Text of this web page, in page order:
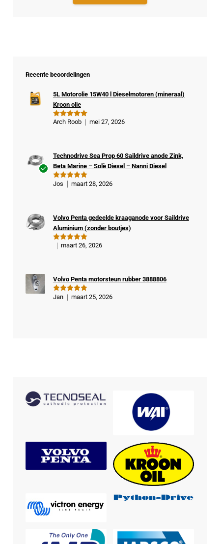
Recente beoordelingen
Gewaardeer
5L Motorolie 15W40 l Dieselmotoren (mineraal)
Kroon olie
Arch Roob mei 27, 2026
kop
er
Gewaardeer
Technodrive Sea Prop 60 Saildrive anode Zink,
Beta Marine – Solè Diesel – Nanni Diesel
Jos maart 28, 2026
Gewaardeer
Volvo Penta gedeelde kraaganode voor Saildrive
Aluminium (zonder boutjes)
maart 26, 2026
Gewaardeer
Volvo Penta motorsteun rubber 3888806
Jan maart 25, 2026